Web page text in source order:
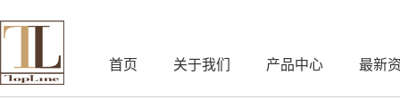
首页 关于我们 产品中心 最新